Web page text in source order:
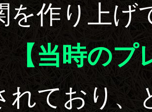
を作り上げ
【当時のプ
れており、